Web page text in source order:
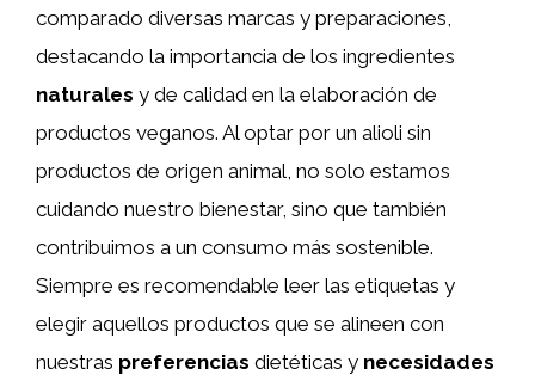
comparado diversas marcas y preparaciones,
destacando la importancia de los ingredientes
naturales y de calidad en la elaboración de
productos veganos. Al optar por un alioli sin
productos de origen animal, no solo estamos
cuidando nuestro bienestar, sino que también
contribuimos a un consumo más sostenible.
Siempre es recomendable leer las etiquetas y
elegir aquellos productos que se alineen con
nuestras preferencias dietéticas y necesidades